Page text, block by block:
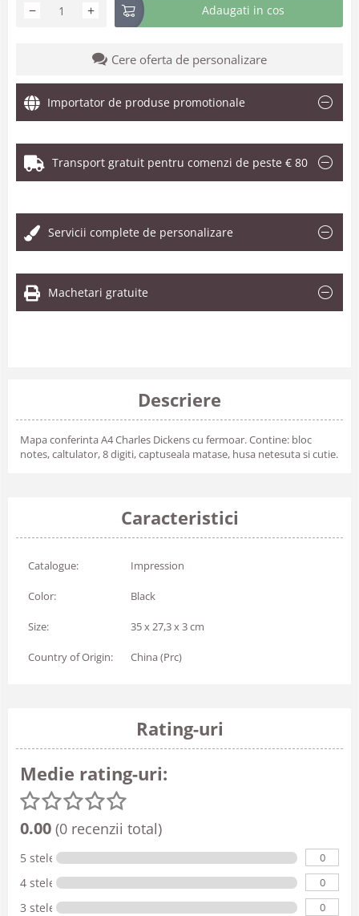
+
− Adaugati in cos
Cere oferta de personalizare
Importator de produse promotionale
Transport gratuit pentru comenzi de peste € 80
Servicii complete de personalizare
Machetari gratuite
Descriere
Mapa conferinta A4 Charles Dickens cu fermoar. Contine: bloc
notes, caltulator, 8 digiti, captuseala matase, husa netesuta si cutie.
Caracteristici
Catalogue: Impression
Color: Black
Size: 35 x 27,3 x 3 cm
Country of Origin: China (Prc)
Rating-uri
Medie rating-uri:
0.00 (0 recenzii total)
5 stele 0
4 stele 0
3 stele 0